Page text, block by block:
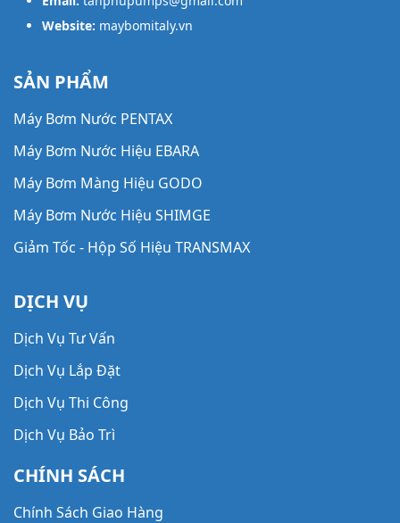
Website: maybomitaly.vn
SẢN PHẨM
Máy Bơm Nước PENTAX
Máy Bơm Nước Hiệu EBARA
Máy Bơm Màng Hiệu GODO
Máy Bơm Nước Hiệu SHIMGE
Giảm Tốc - Hộp Số Hiệu TRANSMAX
Bình Tích Áp
Máy Bơm Hút Chân Không Hiệu DOOVAC
Máy Bơm Hút Chân Không Hiệu HANCHANG
Máy Bơm Hút Chân Không Hiệu WOOSUNG
Bơm Xịt Rửa
DỊCH VỤ
Dịch Vụ Tư Vấn
Dịch Vụ Lắp Đặt
Dịch Vụ Thi Công
Dịch Vụ Bảo Trì
CHÍNH SÁCH
Chính Sách Giao Hàng